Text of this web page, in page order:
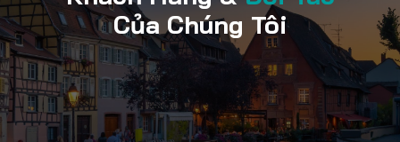
Của Chúng Tôi